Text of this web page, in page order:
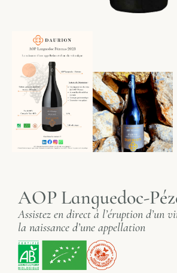
AOP Languedoc-
Assistez en direct à l’éruption d’un
la naissance d’une appellation